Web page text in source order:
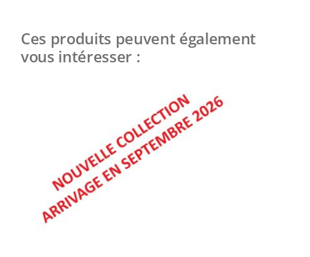
Ces produits peuvent également
vous intéresser :